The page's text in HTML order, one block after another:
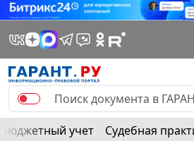
Бюджетный учет Судебная